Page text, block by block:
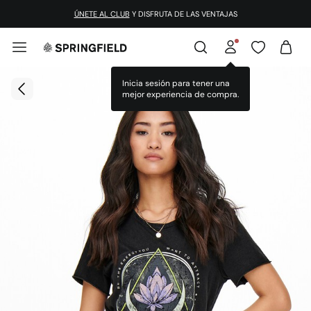
ÚNETE AL CLUB Y DISFRUTA DE LAS VENTAJAS
Inicia sesión para tener una
mejor experiencia de compra.